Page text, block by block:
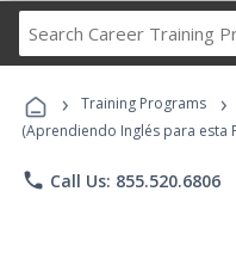
› Training Programs ›
(Aprendiendo Inglés para esta
phone Call Us: 855.520.6806